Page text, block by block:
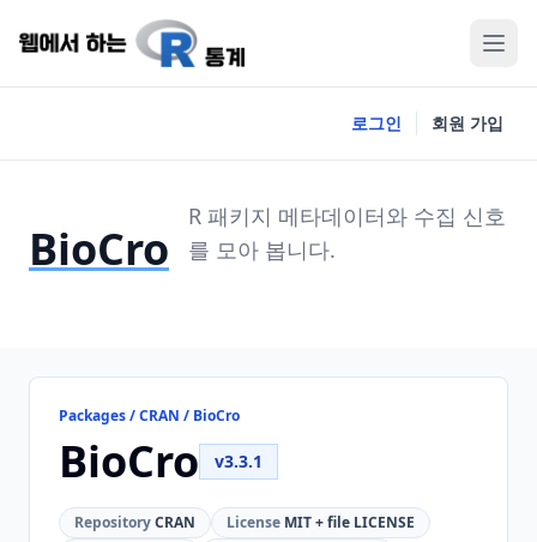
로그인 회원 가입
BioCro
R 패키지 메타데이터와 수집 신호
를 모아 봅니다.
Packages / CRAN / BioCro
BioCro v3.3.1
RepositoryCRAN License MIT + file LICENSE